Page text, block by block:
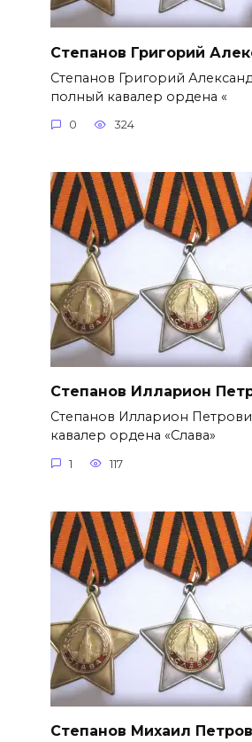
Степанов Григорий
Степанов Григорий
полный кавалер ордена «
0 324
Степанов Илларион
Степанов Илларион
кавалер ордена «Слава»
1 117
Степанов Михаил